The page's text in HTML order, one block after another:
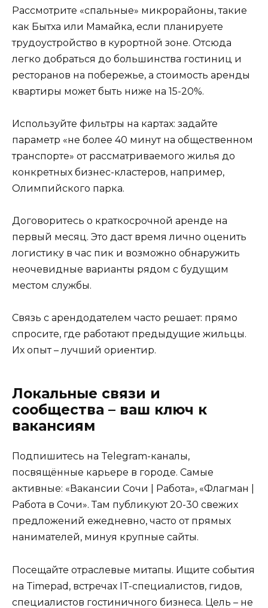
Рассмотрите «спальные» микрорайоны, такие
как Бытха или Мамайка, если планируете
трудоустройство в курортной зоне. Отсюда
легко добраться до большинства гостиниц и
ресторанов на побережье, а стоимость аренды
квартиры может быть ниже на 15-20%.
Используйте фильтры на картах: задайте
параметр «не более 40 минут на общественном
транспорте» от рассматриваемого жилья до
конкретных бизнес-кластеров, например,
Олимпийского парка.
Договоритесь о краткосрочной аренде на
первый месяц. Это даст время лично оценить
логистику в час пик и возможно обнаружить
неочевидные варианты рядом с будущим
местом службы.
Связь с арендодателем часто решает: прямо
спросите, где работают предыдущие жильцы.
Их опыт – лучший ориентир.
Локальные связи и
сообщества – ваш ключ к
вакансиям
Подпишитесь на Telegram-каналы,
посвящённые карьере в городе. Самые
активные: «Вакансии Сочи | Работа», «Флагман |
Работа в Сочи». Там публикуют 20-30 свежих
предложений ежедневно, часто от прямых
нанимателей, минуя крупные сайты.
Посещайте отраслевые митапы. Ищите события
на Timepad, встречах IT-специалистов, гидов,
специалистов гостиничного бизнеса. Цель – не